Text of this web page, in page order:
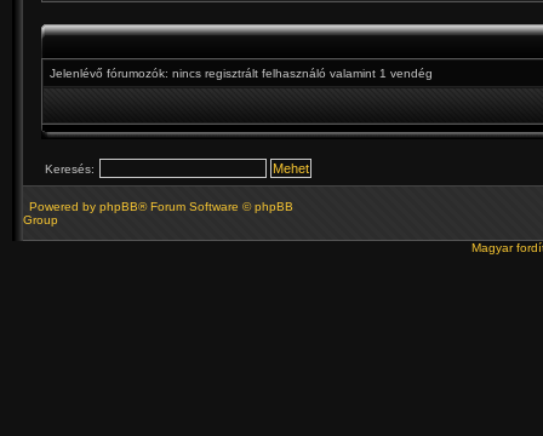
Jelenlévő fórumozók: nincs regisztrált felhasználó valamint 1 vendég
Keresés:
Powered by phpBB® Forum Software © phpBB
Group
Magyar